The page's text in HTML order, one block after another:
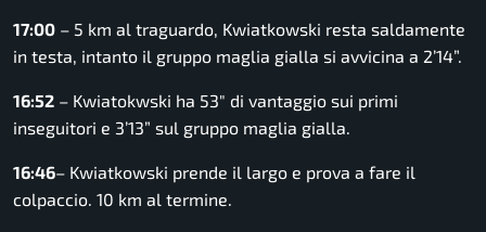
17:00 – 5 km al traguardo, Kwiatkowski resta saldamente
in testa, intanto il gruppo maglia gialla si avvicina a 2’14”.
16:52 – Kwiatokwski ha 53″ di vantaggio sui primi
inseguitori e 3’13” sul gruppo maglia gialla.
16:46– Kwiatkowski prende il largo e prova a fare il
colpaccio. 10 km al termine.